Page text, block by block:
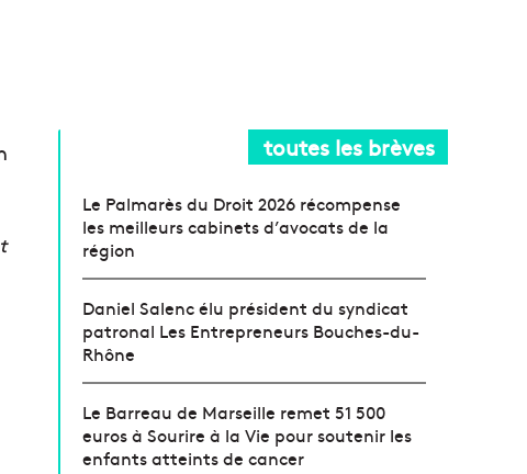
toutes les brèves
Le Palmarès du Droit 2026 récompense
les meilleurs cabinets d’avocats de la
région
Daniel Salenc élu président du syndicat
patronal Les Entrepreneurs Bouches-du-
Rhône
Le Barreau de Marseille remet 51 500
euros à Sourire à la Vie pour soutenir les
enfants atteints de cancer